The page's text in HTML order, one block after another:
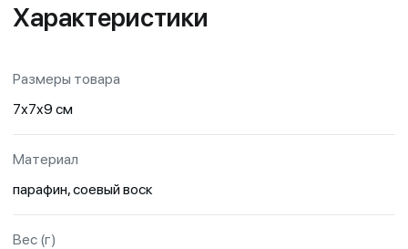
Характеристики
Размеры товара
7х7x9 см
Материал
парафин, соевый воск
Вес (г)